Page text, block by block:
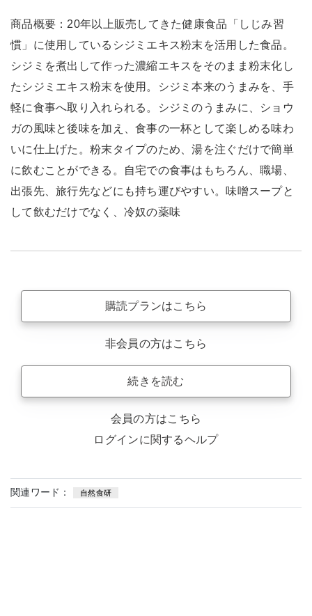
商品概要：20年以上販売してきた健康食品「しじみ習
慣」に使用しているシジミエキス粉末を活用した食品。
シジミを煮出して作った濃縮エキスをそのまま粉末化し
たシジミエキス粉末を使用。シジミ本来のうまみを、手
軽に食事へ取り入れられる。シジミのうまみに、ショウ
ガの風味と後味を加え、食事の一杯として楽しめる味わ
いに仕上げた。粉末タイプのため、湯を注ぐだけで簡単
に飲むことができる。自宅での食事はもちろん、職場、
出張先、旅行先などにも持ち運びやすい。味噌スープと
して飲むだけでなく、冷奴の薬味
購読プランはこちら
非会員の方はこちら
続きを読む
会員の方はこちら
ログインに関するヘルプ
関連ワード： 自然食研